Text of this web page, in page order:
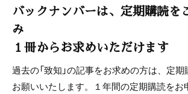
『心に響く小さな５つの物語』ニュース
『平澤興講話選集「生きる力」』 出版記念
「致知と私」読者から寄せられたお手紙
バックナンバーは、定期購読を
み
１冊からお求めいただけます
過去の「致知」の記事をお求めの方は、定
お願いいたします。１年間の定期購読をお